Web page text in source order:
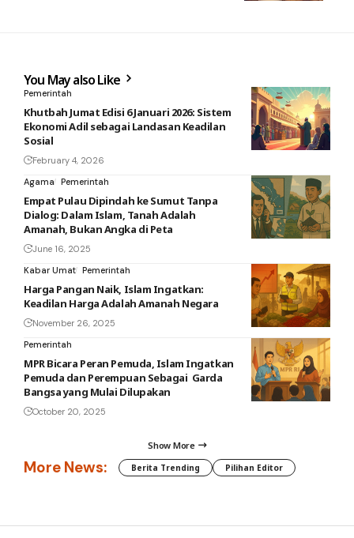
You May also Like
Pemerintah
Khutbah Jumat Edisi 6 Januari 2026: Sistem
Ekonomi Adil sebagai Landasan Keadilan
Sosial
February 4, 2026
Agama Pemerintah
Empat Pulau Dipindah ke Sumut Tanpa
Dialog: Dalam Islam, Tanah Adalah
Amanah, Bukan Angka di Peta
June 16, 2025
Kabar Umat Pemerintah
Harga Pangan Naik, Islam Ingatkan:
Keadilan Harga Adalah Amanah Negara
November 26, 2025
Pemerintah
MPR Bicara Peran Pemuda, Islam Ingatkan
Pemuda dan Perempuan Sebagai Garda
Bangsa yang Mulai Dilupakan
October 20, 2025
Show More
More News: Berita Trending Pilihan Editor